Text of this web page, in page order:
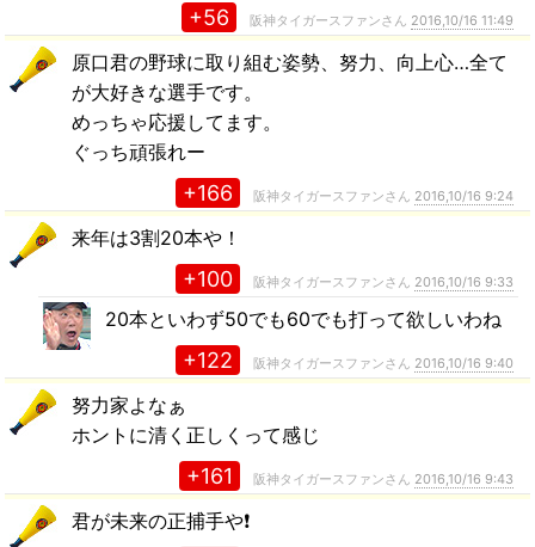
+56 阪神タイガースファンさん 2016,10/16 11:49
原口君の野球に取り組む姿勢、努力、向上心…全て
が大好きな選手です。
めっちゃ応援してます。
ぐっち頑張れー
+166 阪神タイガースファンさん 2016,10/16 9:24
来年は3割20本や！
+100 阪神タイガースファンさん 2016,10/16 9:33
20本といわず50でも60でも打って欲しいわね
+122 阪神タイガースファンさん 2016,10/16 9:40
努力家よなぁ
ホントに清く正しくって感じ
+161 阪神タイガースファンさん 2016,10/16 9:43
君が未来の正捕手や❗️